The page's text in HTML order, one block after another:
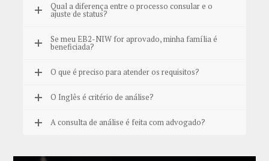
Qual a diferença entre o processo consular e o
ajuste de status?
Se meu EB2-NIW for aprovado, minha família é
beneficiada?
O que é preciso para atender os requisitos?
O Inglês é critério de análise?
A consulta de análise é feita com advogado?